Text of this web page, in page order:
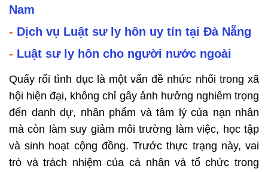
Nam
- Dịch vụ Luật sư ly hôn uy tín tại Đà Nẵng
- Luật sư ly hôn cho người nước ngoài
Quấy rối tình dục là một vấn đề nhức nhối trong xã
hội hiện đại, không chỉ gây ảnh hưởng nghiêm trọng
đến danh dự, nhân phẩm và tâm lý của nạn nhân
mà còn làm suy giảm môi trường làm việc, học tập
và sinh hoạt cộng đồng. Trước thực trạng này, vai
trò và trách nhiệm của cá nhân và tổ chức trong